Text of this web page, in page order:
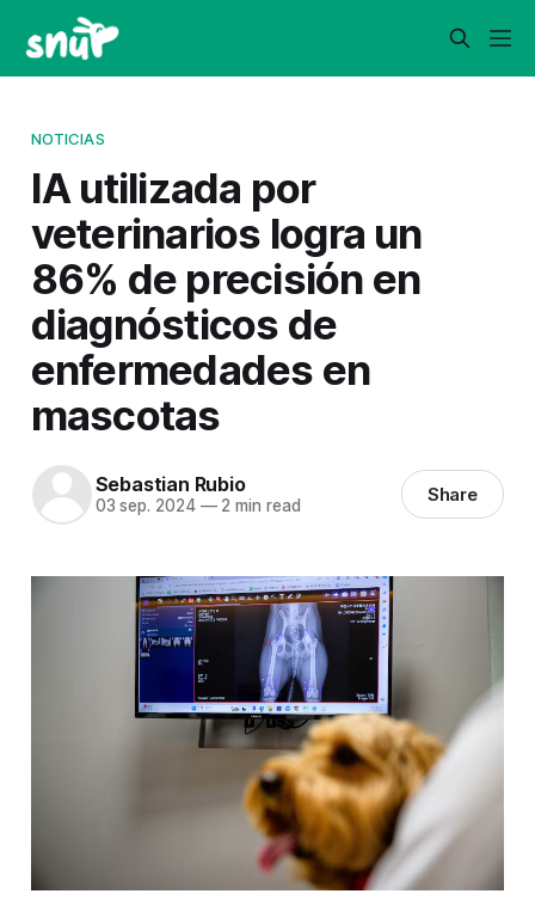
NOTICIAS
IA utilizada por
veterinarios logra un
86% de precisión en
diagnósticos de
enfermedades en
mascotas
Sebastian Rubio
03 sep. 2024 —2 min read Share